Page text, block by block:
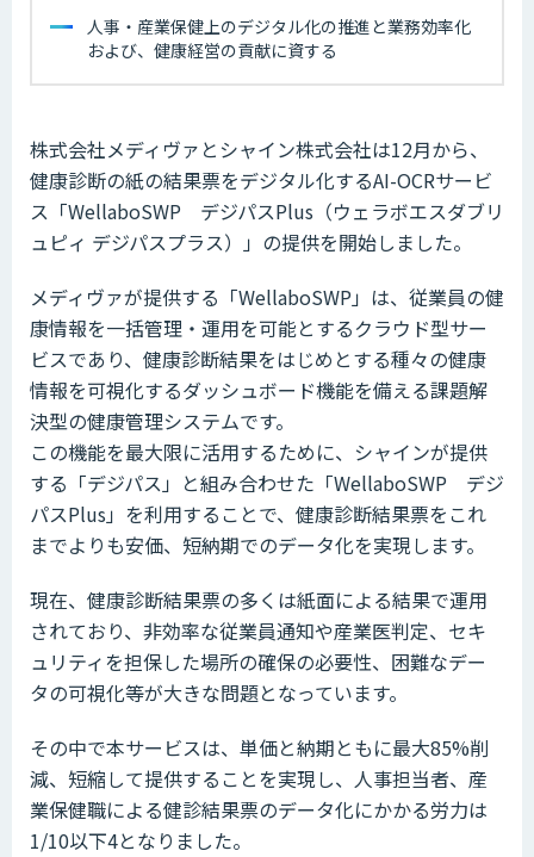
人事・産業保健上のデジタル化の推進と業務効率化
および、健康経営の貢献に資する
株式会社メディヴァとシャイン株式会社は12月から、
健康診断の紙の結果票をデジタル化するAI-OCRサービ
ス「WellaboSWP デジパスPlus（ウェラボエスダブリ
ュピィ デジパスプラス）」の提供を開始しました。
メディヴァが提供する「WellaboSWP」は、従業員の健
康情報を一括管理・運用を可能とするクラウド型サー
ビスであり、健康診断結果をはじめとする種々の健康
情報を可視化するダッシュボード機能を備える課題解
決型の健康管理システムです。
この機能を最大限に活用するために、シャインが提供
する「デジパス」と組み合わせた「WellaboSWP デジ
パスPlus」を利用することで、健康診断結果票をこれ
までよりも安価、短納期でのデータ化を実現します。
現在、健康診断結果票の多くは紙面による結果で運用
されており、非効率な従業員通知や産業医判定、セキ
ュリティを担保した場所の確保の必要性、困難なデー
タの可視化等が大きな問題となっています。
その中で本サービスは、単価と納期ともに最大85%削
減、短縮して提供することを実現し、人事担当者、産
業保健職による健診結果票のデータ化にかかる労力は
1/10以下4となりました。